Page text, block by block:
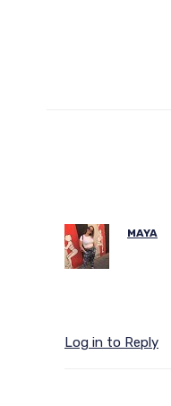
MAYA
Log in to Reply